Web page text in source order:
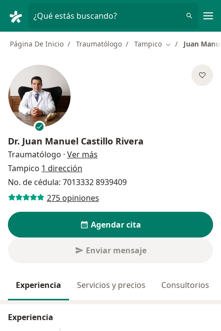
¿Qué estás buscando?
Página De Inicio Traumatólogo Tampico Cambiar de
Juan
Dr. Juan Manuel Castillo Rivera
Traumatólogo · Ver más
Tampico 1 dirección
No. de cédula: 7013332 8939409
275 opiniones
Agendar cita
Enviar mensaje
Experiencia Servicios y precios Consultorios
Experiencia